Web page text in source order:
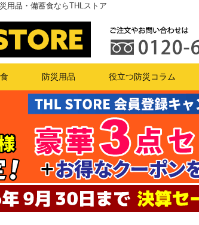
用品・備蓄食ならTHLストア
防災用品 役立つ防災コラム